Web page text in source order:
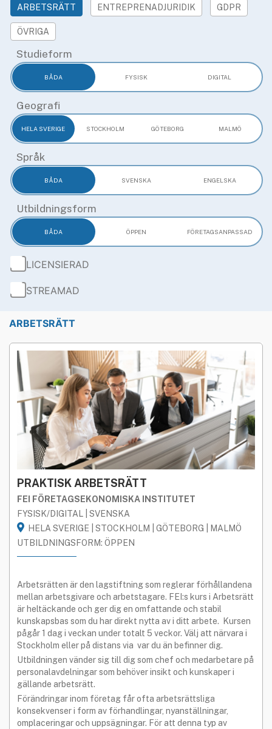
ARBETSRÄTT ENTREPRENADJURIDIK GDPR
ÖVRIGA
Studieform
BÅDA FYSISK DIGITAL
Geografi
HELA SVERIGE STOCKHOLM GÖTEBORG MALMÖ
Språk
BÅDA SVENSKA ENGELSKA
Utbildningsform
BÅDA ÖPPEN FÖRETAGS­ANPASSAD
LICENSIERAD
STREAMAD
ARBETSRÄTT
PRAKTISK ARBETSRÄTT
FEI FÖRETAGSEKONOMISKA INSTITUTET
FYSISK/DIGITAL | SVENSKA
HELA SVERIGE | STOCKHOLM | GÖTEBORG | MALMÖ
UTBILDNINGSFORM: ÖPPEN
Arbetsrätten är den lagstiftning som reglerar förhållandena
mellan arbetsgivare och arbetstagare. FEI:s kurs i Arbetsrätt
är heltäckande och ger dig en omfattande och stabil
kunskapsbas som du har direkt nytta av i ditt arbete. Kursen
pågår 1 dag i veckan under totalt 5 veckor. Välj att närvara i
Stockholm eller på distans via var du än befinner dig.
Utbildningen vänder sig till dig som chef och medarbetare på
personalavdelningar som behöver insikt och kunskaper i
gällande arbetsrätt.
Förändringar inom företag får ofta arbetsrättsliga
konsekvenser i form av förhandlingar, nyanställningar,
omplaceringar och uppsägningar. För att denna typ av